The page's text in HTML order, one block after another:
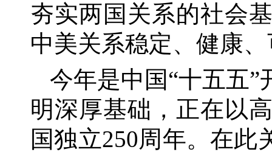
夯实两国关系的社会
中美关系稳定、健康
今年是中国“十五五”
明深厚基础，正在以
国独立250周年。在